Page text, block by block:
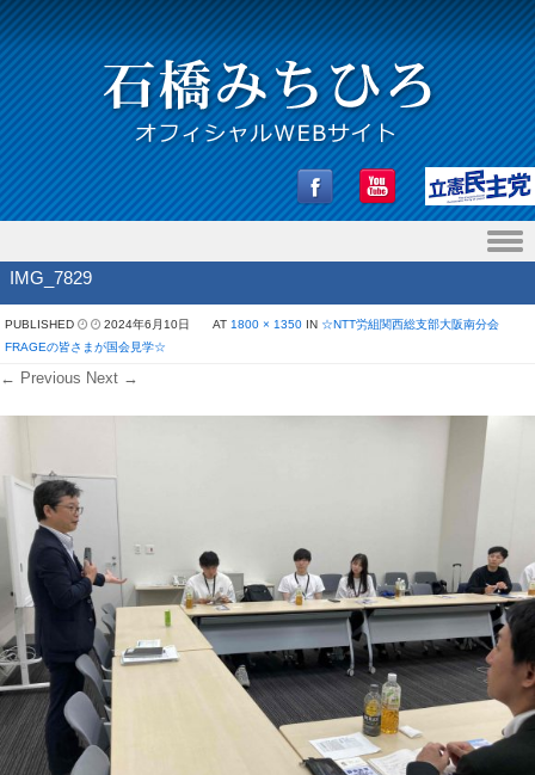
Skip to content
IMG_7829
PUBLISHED 2024年6月10日 AT 1800 × 1350 IN ☆NTT労組関西総支部大阪南分会
FRAGEの皆さまが国会見学☆
← Previous Next →